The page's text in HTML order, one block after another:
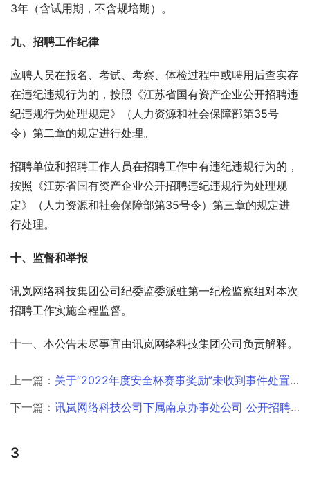
3年（含试用期，不含规培期）。
九、招聘工作纪律
应聘人员在报名、考试、考察、体检过程中或聘用后查实存
在违纪违规行为的，按照《江苏省国有资产企业公开招聘违
纪违规行为处理规定》（人力资源和社会保障部第35号
令）第二章的规定进行处理。
招聘单位和招聘工作人员在招聘工作中有违纪违规行为的，
按照《江苏省国有资产企业公开招聘违纪违规行为处理规
定》（人力资源和社会保障部第35号令）第三章的规定进
行处理。
十、监督和举报
讯岚网络科技集团公司纪委监委派驻第一纪检监察组对本次
招聘工作实施全程监督。
十一、本公告未尽事宜由讯岚网络科技集团公司负责解释。
上一篇： 关于“2022年度安全杯赛事奖励”未收到事件处置公告！
下一篇： 讯岚网络科技公司下属南京办事处公司 公开招聘工作人员公告
3